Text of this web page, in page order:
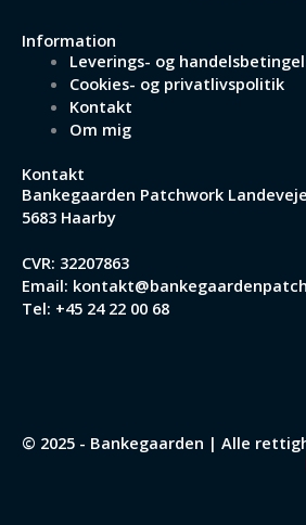
Information
Leverings- og
Cookies- og privatlivspolitik
Kontakt
Om mig
Kontakt
Bankegaarden Patchwork
5683 Haarby
CVR: 32207863
Email:
Tel: +45 24 22 00 68
© 2025 - Bankegaarden | Alle